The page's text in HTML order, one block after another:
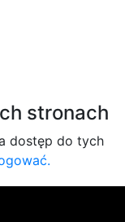
stronach
dostęp do tych